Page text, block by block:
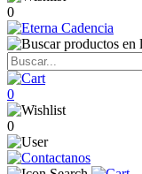
0
0
0